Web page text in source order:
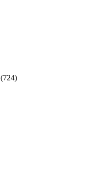
(724)